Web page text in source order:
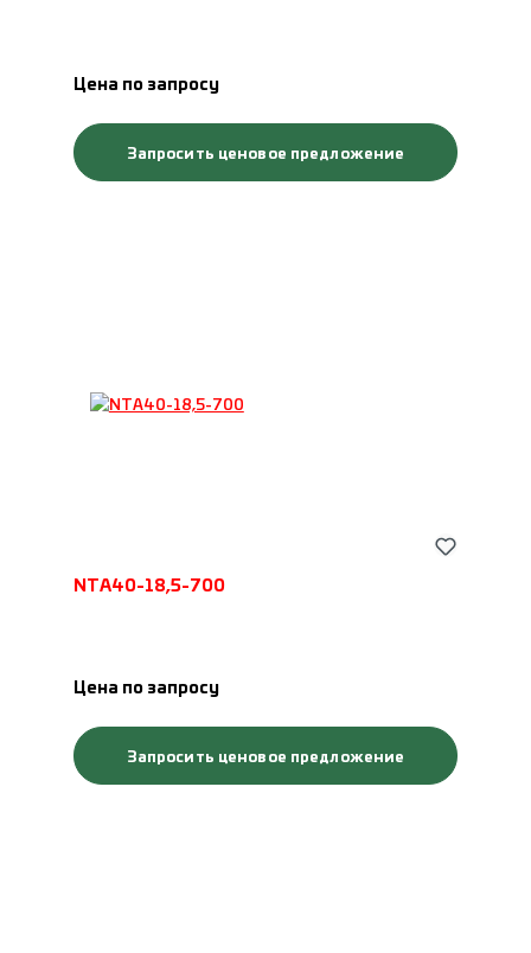
Цена по запросу
Запросить ценовое предложение
NTA40-18,5-700
Цена по запросу
Запросить ценовое предложение